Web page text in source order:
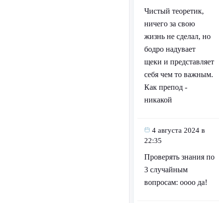
Чистый теоретик,
ничего за свою
жизнь не сделал, но
бодро надувает
щеки и представляет
себя чем то важным.
Как препод -
никакой
4 августа 2024 в
22:35
Проверять знания по
3 случайным
вопросам: оооо да!